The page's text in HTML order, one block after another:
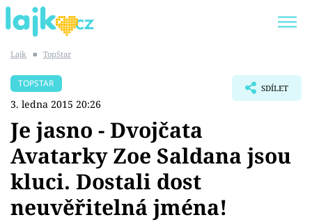
SHOPAHOLICADEL
Témata
Showbyznys
Lajk ■ TopStar
TOPSTAR
3. ledna 2015 20:26
SDÍLET
Je jasno - Dvojčata
Avatarky Zoe Saldana jsou
kluci. Dostali dost
neuvěřitelná jména!